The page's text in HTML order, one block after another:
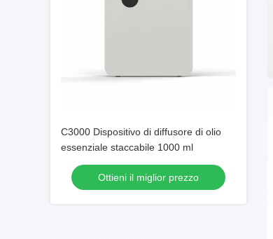
C3000 Dispositivo di diffusore di olio
essenziale staccabile 1000 ml
Ottieni il miglior prezzo